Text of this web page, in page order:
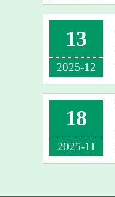
13
2025-12
18
2025-11